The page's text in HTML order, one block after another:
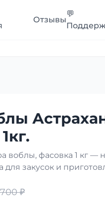
Отзывы
💬
воблы, фасовка 1 кг
для закусок и
₽